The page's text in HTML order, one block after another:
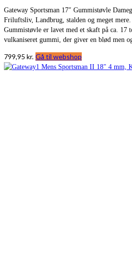
Gateway Sportsman 17″ Gummistøvle
Friluftsliv, Landbrug, stalden og meget mere.
Gummistøvle er lavet med et skaft på ca. 17
vulkaniseret gummi, der giver en blød men
799,95 kr. Gå til webshop